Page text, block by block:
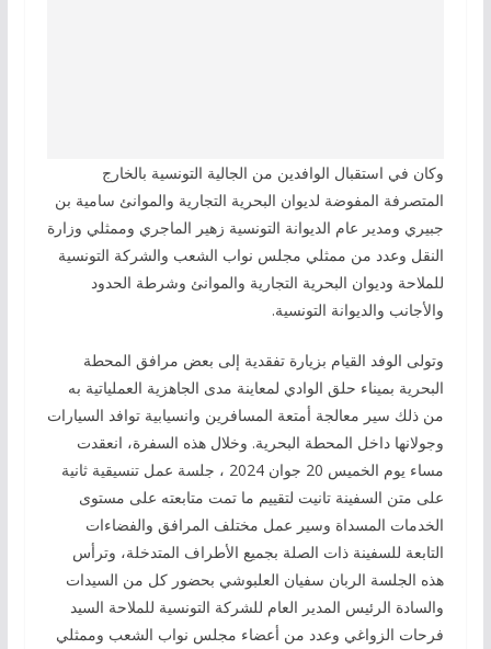
وكان في استقبال الوافدين من الجالية التونسية بالخارج
المتصرفة المفوضة لديوان البحرية التجارية والموانئ سامية بن
جبيري ومدير عام الديوانة التونسية زهير الماجري وممثلي وزارة
النقل وعدد من ممثلي مجلس نواب الشعب والشركة التونسية
للملاحة وديوان البحرية التجارية والموانئ وشرطة الحدود
والأجانب والديوانة التونسية.
وتولى الوفد القيام بزيارة تفقدية إلى بعض مرافق المحطة
البحرية بميناء حلق الوادي لمعاينة مدى الجاهزية العملياتية به
من ذلك سير معالجة أمتعة المسافرين وانسيابية توافد السيارات
وجولانها داخل المحطة البحرية. وخلال هذه السفرة، انعقدت
مساء يوم الخميس 20 جوان 2024 ، جلسة عمل تنسيقية ثانية
على متن السفينة تانيت لتقييم ما تمت متابعته على مستوى
الخدمات المسداة وسير عمل مختلف المرافق والفضاءات
التابعة للسفينة ذات الصلة بجميع الأطراف المتدخلة، وترأس
هذه الجلسة الربان سفيان العلبوشي بحضور كل من السيدات
والسادة الرئيس المدير العام للشركة التونسية للملاحة السيد
فرحات الزواغي وعدد من أعضاء مجلس نواب الشعب وممثلي